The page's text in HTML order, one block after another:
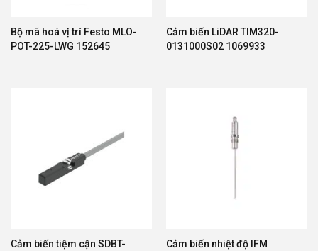
Bộ mã hoá vị trí Festo MLO-
POT-225-LWG 152645
Cảm biến LiDAR TIM320-
0131000S02 1069933
Cảm biến tiệm cận SDBT-
Cảm biến nhiệt độ IFM